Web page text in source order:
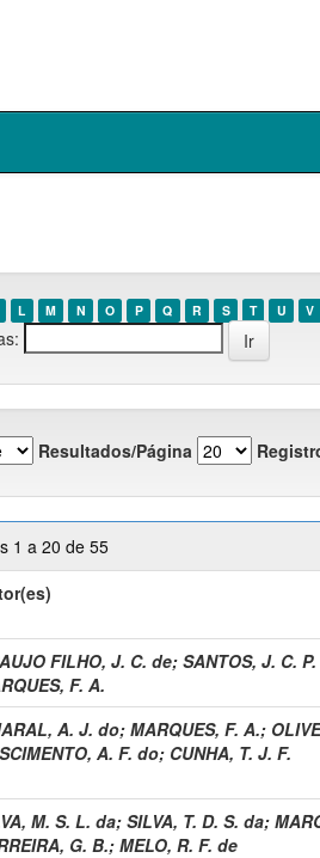
L M N O P Q R S T U V
Resultados/Página
1 a 20 de 55
FILHO, J. C. de; SANTOS, J. C.
F. A.
A. J. do; MARQUES, F. A.;
A. F. do; CUNHA, T. J. F.
M. S. L. da; SILVA, T. D. S. da;
G. B.; MELO, R. F. de